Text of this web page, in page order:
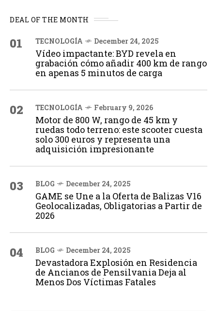
DEAL OF THE MONTH
01 TECNOLOGÍA December 24, 2025
Vídeo impactante: BYD revela en
grabación cómo añadir 400 km de rango
en apenas 5 minutos de carga
02 TECNOLOGÍA February 9, 2026
Motor de 800 W, rango de 45 km y
ruedas todo terreno: este scooter cuesta
solo 300 euros y representa una
adquisición impresionante
03 BLOG December 24, 2025
GAME se Une a la Oferta de Balizas V16
Geolocalizadas, Obligatorias a Partir de
2026
04 BLOG December 24, 2025
Devastadora Explosión en Residencia
de Ancianos de Pensilvania Deja al
Menos Dos Víctimas Fatales